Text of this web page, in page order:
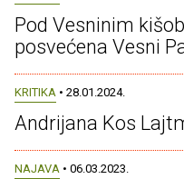
Pod Vesninim
posvećena Vesni
KRITIKA • 28.01.2024.
Andrijana Kos
NAJAVA • 06.03.2023.